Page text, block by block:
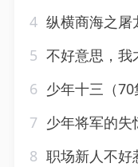
4 纵横商海之屠龙少年（
5 不好意思，我
6 少年十三（
7 少年将军的失忆
8 职场新人不好